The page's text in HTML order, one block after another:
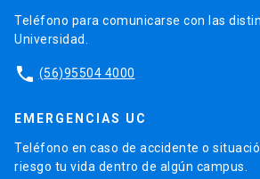
Teléfono para comunicarse con las
Universidad.
phone (56)95504 4000
EMERGENCIAS UC
Teléfono en caso de accidente o
riesgo tu vida dentro de algún campus.